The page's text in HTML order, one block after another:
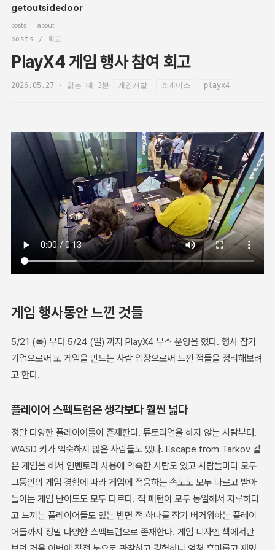
getoutsidedoor
posts
about
posts / 회고
PlayX4 게임 행사 참여 회고
2026.05.27 · 읽는 데 3분 게임개발 쇼케이스 playx4
게임 행사동안 느낀 것들
5/21 (목) 부터 5/24 (일) 까지 PlayX4 부스 운영을 했다. 행사 참가
기업으로써 또 게임을 만드는 사람 입장으로써 느낀 점들을 정리해보려
고 한다.
플레이어 스펙트럼은 생각보다 훨씬 넓다
정말 다양한 플레이어들이 존재한다. 튜토리얼을 하지 않는 사람부터.
WASD 키가 익숙하지 않은 사람들도 있다. Escape from Tarkov 같
은 게임을 해서 인벤토리 사용에 익숙한 사람도 있고 사람들마다 모두
그동안의 게임 경험에 따라 게임에 적응하는 속도도 모두 다르고 받아
들이는 게임 난이도도 모두 다르다. 적 패턴이 모두 동일해서 지루하다
고 느끼는 플레이어들도 있는 반면 적 하나를 잡기 버거워하는 플레이
어들까지 정말 다양한 스펙트럼으로 존재한다. 게임 디자인 책에서만